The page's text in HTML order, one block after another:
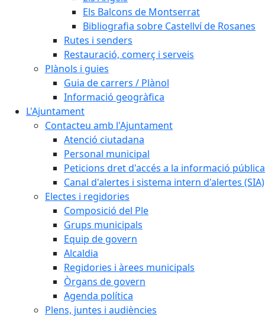
Els Balcons de Montserrat
Bibliografia sobre Castellví de Rosanes
Rutes i senders
Restauració, comerç i serveis
Plànols i guies
Guia de carrers / Plànol
Informació geogràfica
L'Ajuntament
Contacteu amb l'Ajuntament
Atenció ciutadana
Personal municipal
Peticions dret d'accés a la informació pública
Canal d'alertes i sistema intern d'alertes (SIA)
Electes i regidories
Composició del Ple
Grups municipals
Equip de govern
Alcaldia
Regidories i àrees municipals
Òrgans de govern
Agenda política
Plens, juntes i audiències